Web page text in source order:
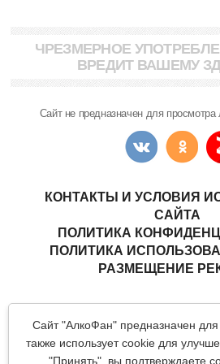
Сайт "АлкоФан" предназначен
также использует cookie для
"Принять", вы подтверждаете
ЧРЕЗМЕРНОЕ
ВРЕДИТ ВАШЕМУ
Сайт не предназначен для
КОНТАКТЫ И УСЛОВИЯ
САЙТА
ПОЛИТИКА
ПОЛИТИКА
РАЗМЕЩЕНИЕ
напитков.
Все материалы данного сайта
права (в том числе дизайн).